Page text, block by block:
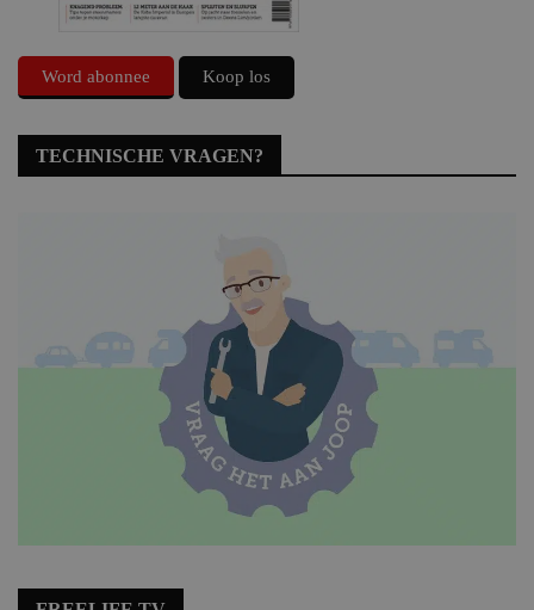
Word abonnee Koop los
TECHNISCHE VRAGEN?